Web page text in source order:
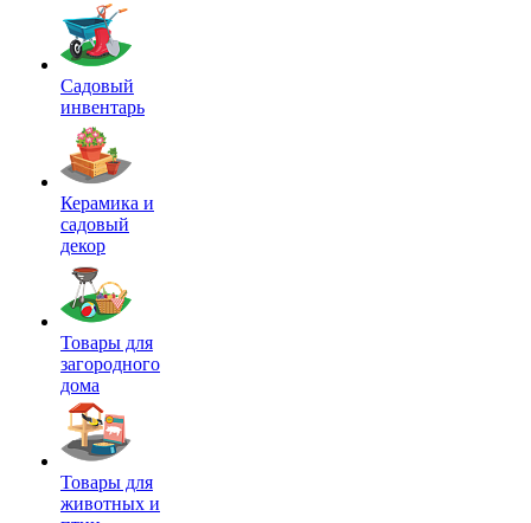
Садовый
инвентарь
Керамика и
садовый
декор
Товары для
загородного
дома
Товары для
животных и